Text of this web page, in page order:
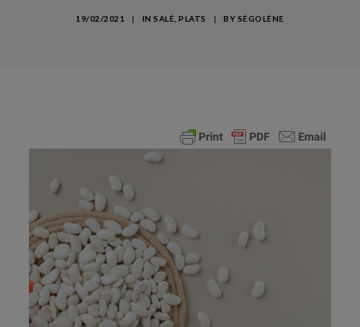
CONFÉRENCES
RECHERCHE
19/02/2021 | INSALÉ ,PLATS | BY SÉGOLÈNE